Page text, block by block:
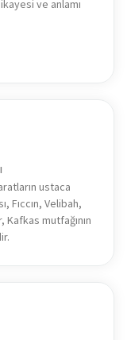
ve anlamı
ustaca
Fıccın, Velibah,
mutfağının